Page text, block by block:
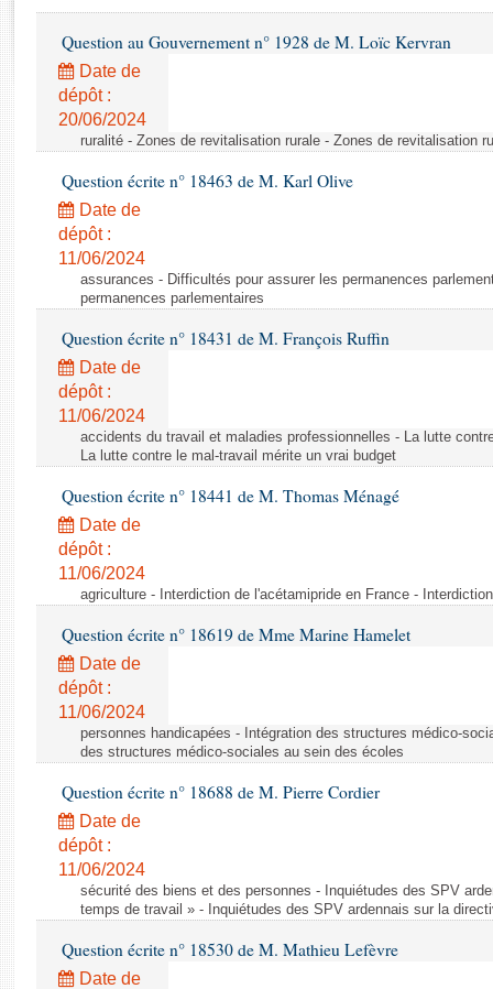
Baromètre de l’application des lois
Dossiers législatifs
Budget et sécurité sociale
Questions écrites et orales
Comptes rendus des débats
Question au Gouvernement n° 1928 de M. Loïc Kervran
Date de
dépôt :
20/06/2024
ruralité - Zones de revitalisation rurale - Zones de revitalisation
Question écrite n° 18463 de M. Karl Olive
Date de
dépôt :
11/06/2024
assurances - Difficultés pour assurer les permanences
permanences parlementaires
Question écrite n° 18431 de M. François Ruffin
Date de
dépôt :
11/06/2024
accidents du travail et maladies professionnelles - La lutte
La lutte contre le mal-travail mérite un vrai budget
Question écrite n° 18441 de M. Thomas Ménagé
Date de
dépôt :
11/06/2024
agriculture - Interdiction de l'acétamipride en France -
Question écrite n° 18619 de Mme Marine Hamelet
Date de
dépôt :
11/06/2024
personnes handicapées - Intégration des structures médico-
des structures médico-sociales au sein des écoles
Question écrite n° 18688 de M. Pierre Cordier
Date de
dépôt :
11/06/2024
sécurité des biens et des personnes - Inquiétudes des SPV
temps de travail » - Inquiétudes des SPV ardennais sur la
Question écrite n° 18530 de M. Mathieu Lefèvre
Date de